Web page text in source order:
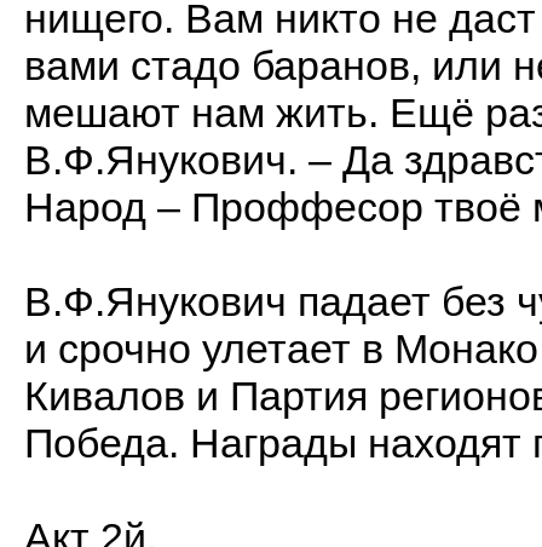
нищего. Вам никто не
вами стадо баранов, или
мешают нам жить. Ещё
В.Ф.Янукович. – Да
Народ – Проффесор твоё
В.Ф.Янукович падает без
и срочно улетает в
Кивалов и Партия
Победа. Награды находят
Акт 2й.